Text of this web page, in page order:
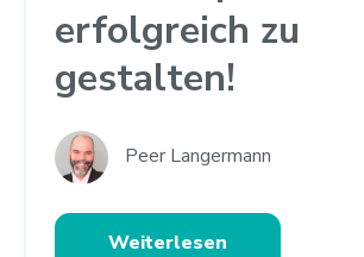
erfolgreich zu
gestalten!
Peer Langermann
Weiterlesen